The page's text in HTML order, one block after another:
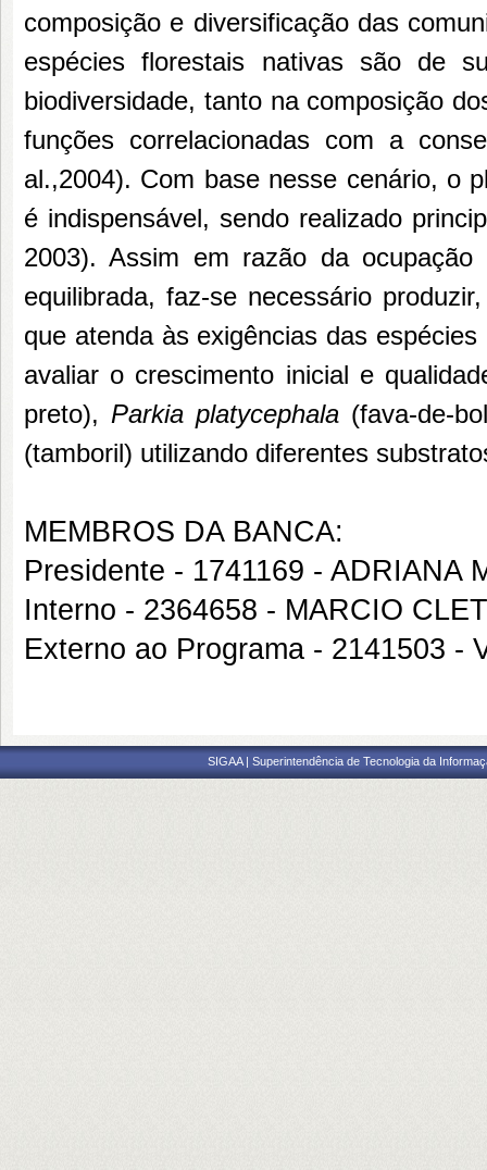
composição e diversificação das
espécies florestais nativas são de
biodiversidade, tanto na composição
funções correlacionadas com a
al.,2004). Com base nesse cenário, o
é indispensável, sendo realizado
2003). Assim em razão da
equilibrada, faz-se necessário
que atenda às exigências das
avaliar o crescimento inicial e
preto), Parkia platycephala (fava-de-
(tamboril) utilizando diferentes
MEMBROS DA BANCA:
Presidente - 1741169 - ADRIANA
Interno - 2364658 - MARCIO
Externo ao Programa - 2141503 -
SIGAA | Superintendência de Tecnologia da